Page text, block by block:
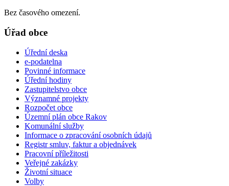
Bez časového omezení.
Úřad obce
Úřední deska
e-podatelna
Povinné informace
Úřední hodiny
Zastupitelstvo obce
Významné projekty
Rozpočet obce
Územní plán obce Rakov
Komunální služby
Informace o zpracování osobních údajů
Registr smluv, faktur a objednávek
Pracovní příležitosti
Veřejné zakázky
Životní situace
Volby